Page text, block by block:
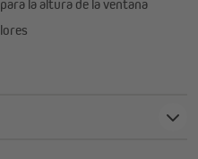
la altura de la ventana